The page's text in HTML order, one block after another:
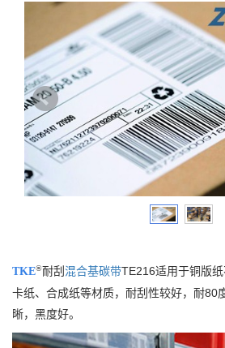
TKE®耐刮 混合基碳带TE216适用于铜版纸
卡纸、合成纸等材质，耐刮性较好，耐80
晰，黑度好。